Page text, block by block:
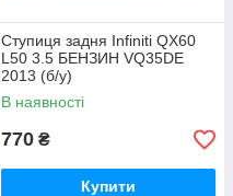
Ступиця задня Infiniti QX60
L50 3.5 БЕНЗИН VQ35DE
2013 (б/у)
В наявності
770 ₴
Купити